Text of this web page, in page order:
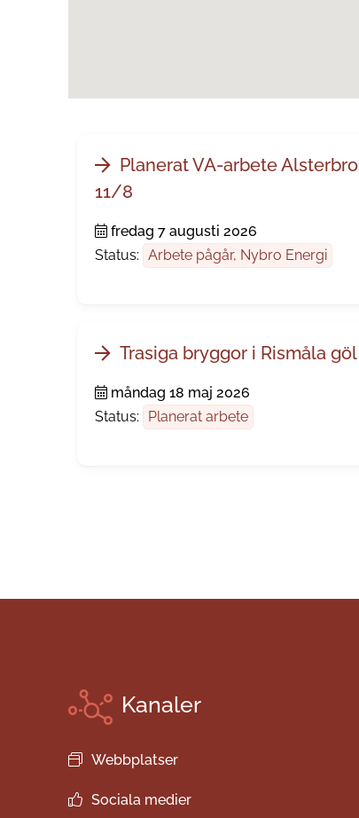
Planerat VA-arbete Alsterbro
11/8
fredag 7 augusti 2026
Status: Arbete pågår, Nybro Energi
Trasiga bryggor i Rismåla göl
måndag 18 maj 2026
Status:
Planerat arbete
Kanaler
Webbplatser
Sociala medier